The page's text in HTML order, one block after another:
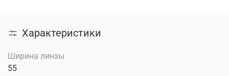
Характеристики
Ширина линзы
55